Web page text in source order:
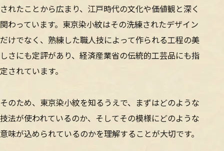
されたことから広まり、江戸時代の文化や価値観と深く
関わっています。東京染小紋はその洗練されたデザイン
だけでなく、熟練した職人技によって作られる工程の美
しさにも定評があり、経済産業省の伝統的工芸品にも指
定されています。
そのため、東京染小紋を知るうえで、まずはどのような
技法が使われているのか、そしてその模様にどのような
意味が込められているのかを理解することが大切です。